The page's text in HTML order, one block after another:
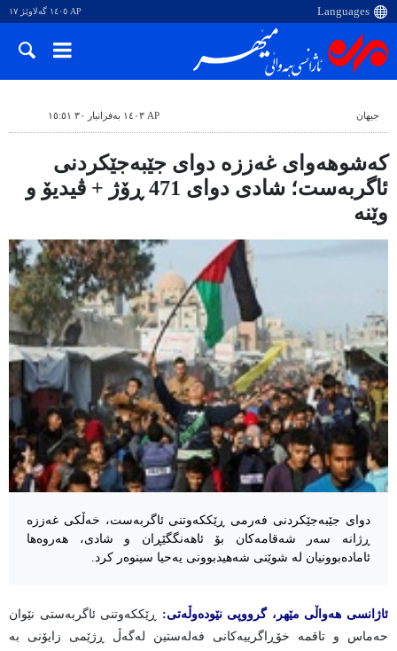
AP ١٤٠٥ گەلاوێژ ١٧
جیهان AP ١٤٠٣ بەفرانبار ٣٠ ١٥:٥١
کەشوهەوای غەززە دوای جێبەجێکردنی
ئاگربەست؛ شادی دوای 471 ڕۆژ + ڤیدیۆ و
وێنە
دوای جێبەجێکردنی فەرمی ڕێککەوتنی ئاگربەست، خەڵکی غەززە
ڕژانە سەر شەقامەکان بۆ ئاهەنگگێڕان و شادی، هەروەها
ئامادەبوونیان لە شوێنی شەهیدبوونی یەحیا سینوەر کرد.
ئاژانسی هەواڵی مێهر، گرووپی نێودەوڵەتی:
ڕێککەوتنی ئاگربەستی نێوان
حەماس و تاقمە خۆڕاگرییەکانی فەلەستین لەگەڵ ڕژێمی زایۆنی بە